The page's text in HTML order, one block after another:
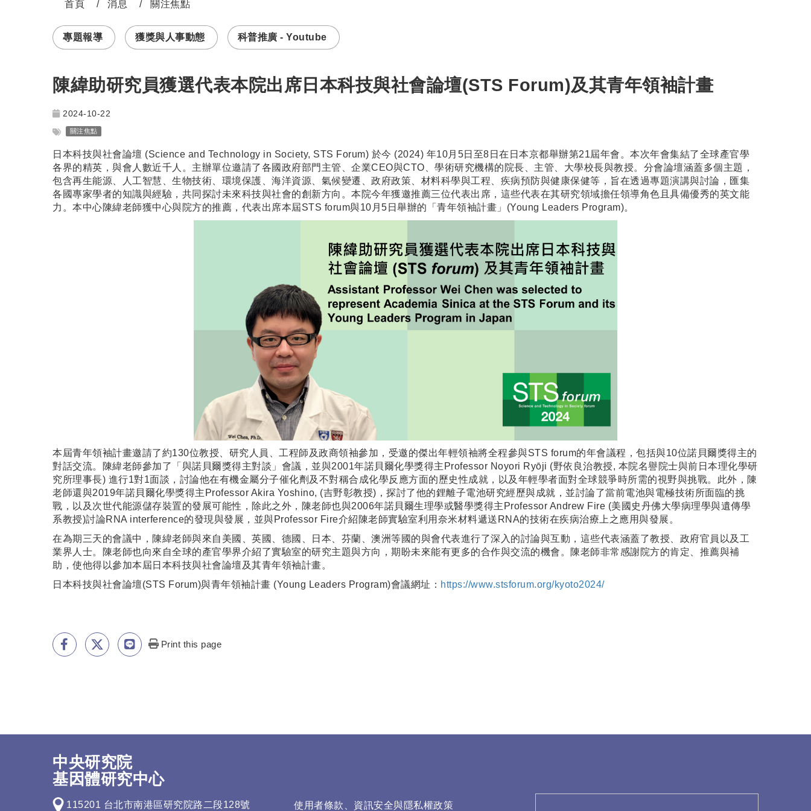
首頁 消息
關注焦點
專題報導
獲獎與人事動態 科普推廣 - Youtube
陳緯助研究員獲選代表本院出席日本科技與社會論壇(STS Forum)及其青年領袖計畫
2024-10-22
關注焦點
日本科技與社會論壇 (Science and Technology in Society, STS Forum) 於今 (2024) 年10月5日至8日在日本京都舉辦第21屆年會。本次年會集結了全球產官學
各界的精英，與會人數近千人。主辦單位邀請了各國政府部門主管、企業CEO與CTO、學術研究機構的院長、主管、大學校長與教授。分會論壇涵蓋多個主題，
包含再生能源、人工智慧、生物技術、環境保護、海洋資源、氣候變遷、政府政策、材料科學與工程、疾病預防與健康保健等，旨在透過專題演講與討論，匯集
各國專家學者的知識與經驗，共同探討未來科技與社會的創新方向。本院今年獲邀推薦三位代表出席，這些代表在其研究領域擔任領導角色且具備優秀的英文能
力。本中心陳緯老師獲中心與院方的推薦，代表出席本屆STS forum與10月5日舉辦的「青年領袖計畫」(Young Leaders Program)。
本屆青年領袖計畫邀請了約130位教授、研究人員、工程師及政商領袖參加，受邀的傑出年輕領袖將全程參與STS forum的年會議程，包括與10位諾貝爾獎得主的
對話交流。陳緯老師參加了「與諾貝爾獎得主對談」會議，並與2001年諾貝爾化學獎得主Professor Noyori Ryōji (野依良治教授, 本院名譽院士與前日本理化學研
究所理事長) 進行1對1面談，討論他在有機金屬分子催化劑及不對稱合成化學反應方面的歷史性成就，以及年輕學者面對全球競爭時所需的視野與挑戰。此外，陳
老師還與2019年諾貝爾化學獎得主Professor Akira Yoshino, (吉野彰教授)，探討了他的鋰離子電池研究經歷與成就，並討論了當前電池與電極技術所面臨的挑
戰，以及次世代能源儲存裝置的發展可能性，除此之外，陳老師也與2006年諾貝爾生理學或醫學獎得主Professor Andrew Fire (美國史丹佛大學病理學與遺傳學
系教授)討論RNA interference的發現與發展，並與Professor Fire介紹陳老師實驗室利用奈米材料遞送RNA的技術在疾病治療上之應用與發展。
在為期三天的會議中，陳緯老師與來自美國、英國、德國、日本、芬蘭、澳洲等國的與會代表進行了深入的討論與互動，這些代表涵蓋了教授、政府官員以及工
業界人士。陳老師也向來自全球的產官學界介紹了實驗室的研究主題與方向，期盼未來能有更多的合作與交流的機會。陳老師非常感謝院方的肯定、推薦與補
助，使他得以參加本屆日本科技與社會論壇及其青年領袖計畫。
日本科技與社會論壇(STS Forum)與青年領袖計畫 (Young Leaders Program)會議網址： https://www.stsforum.org/kyoto2024/
Print this page
中央研究院
基因體研究中心
115201 台北市南港區研究院路二段128號 使用者條款、資訊安全與隱私權政策